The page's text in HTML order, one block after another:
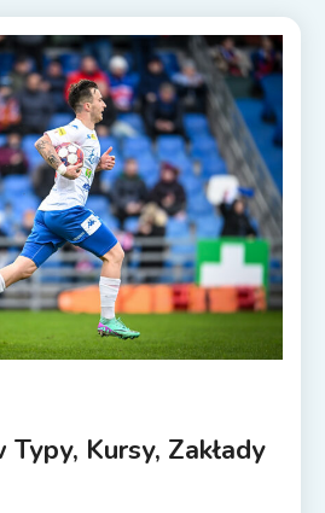
Kursy, Zakłady